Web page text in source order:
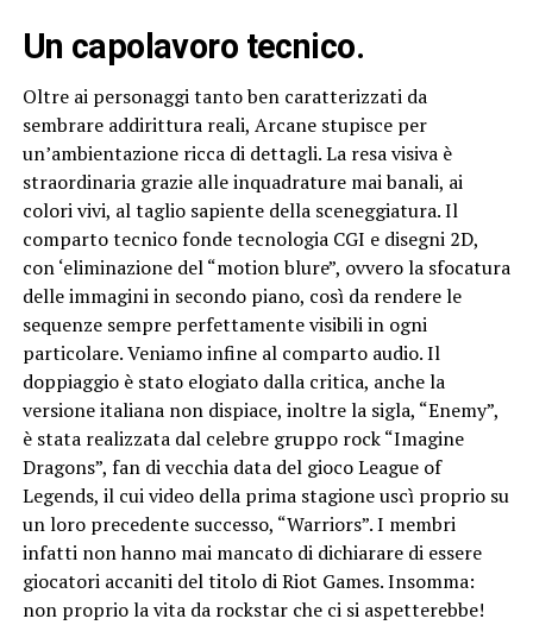
Un capolavoro tecnico.
Oltre ai personaggi tanto ben caratterizzati da
sembrare addirittura reali, Arcane stupisce per
un’ambientazione ricca di dettagli. La resa visiva è
straordinaria grazie alle inquadrature mai banali, ai
colori vivi, al taglio sapiente della sceneggiatura. Il
comparto tecnico fonde tecnologia CGI e disegni 2D,
con ‘eliminazione del “motion blure”, ovvero la sfocatura
delle immagini in secondo piano, così da rendere le
sequenze sempre perfettamente visibili in ogni
particolare. Veniamo infine al comparto audio. Il
doppiaggio è stato elogiato dalla critica, anche la
versione italiana non dispiace, inoltre la sigla, “Enemy”,
è stata realizzata dal celebre gruppo rock “Imagine
Dragons”, fan di vecchia data del gioco League of
Legends, il cui video della prima stagione uscì proprio su
un loro precedente successo, “Warriors”. I membri
infatti non hanno mai mancato di dichiarare di essere
giocatori accaniti del titolo di Riot Games. Insomma:
non proprio la vita da rockstar che ci si aspetterebbe!